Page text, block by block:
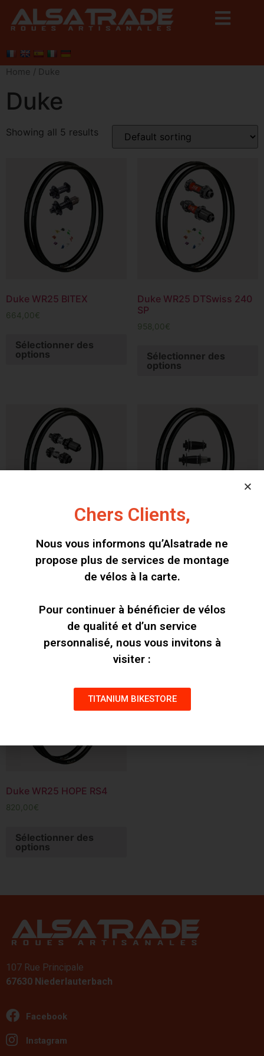
Home / Duke
Duke
Showing all 5 results
Duke WR25 BITEX
664,00 €
Sélectionner des
options
Duke WR25 DTSwiss 240
SP
958,00 €
Sélectionner des
options
Duke WR25 DTSWISS 350
Sélectionner des
options
Duke WR25 ERASE
855,00 €
Duke WR25 HOPE RS4
820,00 €
Sélectionner des
options
107 Rue Principale
67630 Niederlauterbach
Facebook
Instagram
Chers Clients,
Nous vous informons qu’Alsatrade ne
propose plus de services de montage
de vélos à la carte.
Pour continuer à bénéficier de vélos
de qualité et d’un service
personnalisé, nous vous invitons à
visiter :
TITANIUM BIKESTORE